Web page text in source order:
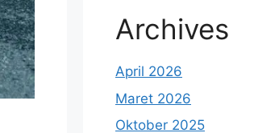
Archives
April 2026
Maret 2026
Oktober 2025